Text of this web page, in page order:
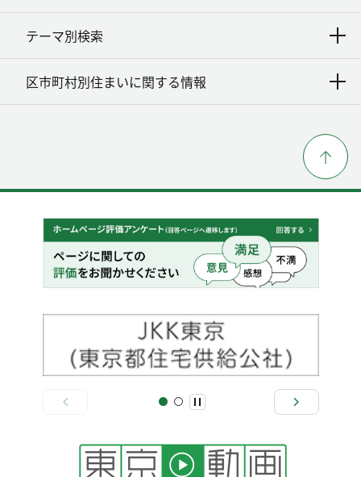
テーマ別検索
区市町村別住まいに関する情報